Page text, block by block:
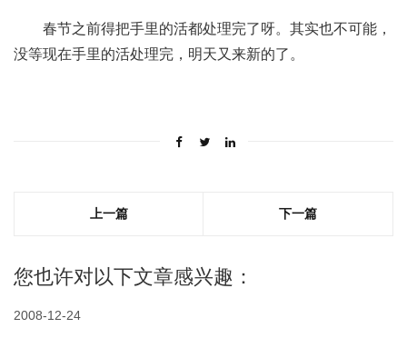
春节之前得把手里的活都处理完了呀。其实也不可能，
没等现在手里的活处理完，明天又来新的了。
上一篇 下一篇
您也许对以下文章感兴趣：
2008-12-24